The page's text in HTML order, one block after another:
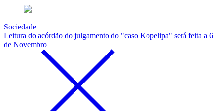
Sociedade
Leitura do acórdão do julgamento do "caso Kopelipa" será feita a 6
de Novembro